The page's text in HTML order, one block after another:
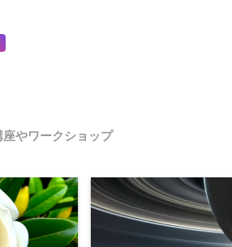
座やワークショップ